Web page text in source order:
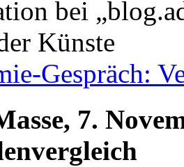
bei
Künste
Gespräch:
7.